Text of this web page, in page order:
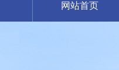
网站首页